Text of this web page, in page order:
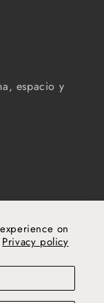
on
Privacy policy
espacio y